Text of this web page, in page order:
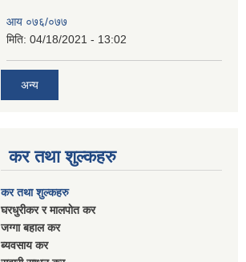
आय ०७६/०७७
मिति: 04/18/2021 - 13:02
अन्य
कर तथा शुल्कहरु
कर तथा शुल्कहरु
घरधुरीकर र मालपाेत कर
जग्गा बहाल कर
ब्यवसाय कर